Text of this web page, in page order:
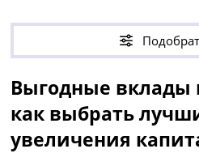
Выгодные
как выбрать
увеличения